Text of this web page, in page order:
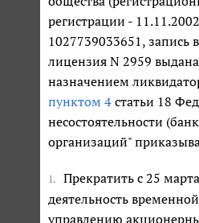
регистрации -
1027739033651, запись
лицензия N 2959
назначением
пунктом 4 статьи 18
несостоятельности
организаций"
1.
Прекратить с 25
деятельность
управлению